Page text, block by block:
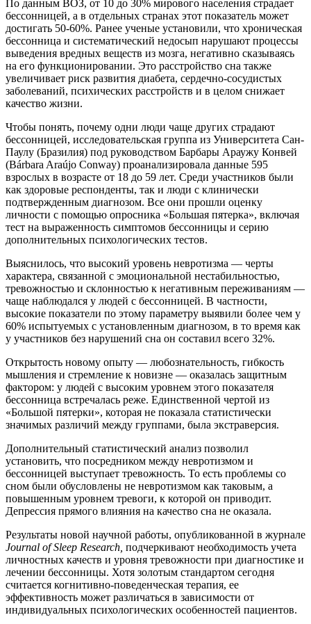
По данным ВОЗ, от 10 до 30% мирового населения страдает
бессонницей, а в отдельных странах этот показатель может
достигать 50-60%. Ранее ученые установили, что хроническая
бессонница и систематический недосып нарушают процессы
выведения вредных веществ из мозга, негативно сказываясь
на его функционировании. Это расстройство сна также
увеличивает риск развития диабета, сердечно-сосудистых
заболеваний, психических расстройств и в целом снижает
качество жизни.
Чтобы понять, почему одни люди чаще других страдают
бессонницей, исследовательская группа из Университета Сан-
Паулу (Бразилия) под руководством Барбары Араужу Конвей
(Bárbara Araújo Conway) проанализировала данные 595
взрослых в возрасте от 18 до 59 лет. Среди участников были
как здоровые респонденты, так и люди с клинически
подтвержденным диагнозом. Все они прошли оценку
личности с помощью опросника «Большая пятерка», включая
тест на выраженность симптомов бессонницы и серию
дополнительных психологических тестов.
Выяснилось, что высокий уровень невротизма — черты
характера, связанной с эмоциональной нестабильностью,
тревожностью и склонностью к негативным переживаниям —
чаще наблюдался у людей с бессонницей. В частности,
высокие показатели по этому параметру выявили более чем у
60% испытуемых с установленным диагнозом, в то время как
у участников без нарушений сна он составил всего 32%.
Открытость новому опыту — любознательность, гибкость
мышления и стремление к новизне — оказалась защитным
фактором: у людей с высоким уровнем этого показателя
бессонница встречалась реже. Единственной чертой из
«Большой пятерки», которая не показала статистически
значимых различий между группами, была экстраверсия.
Дополнительный статистический анализ позволил
установить, что посредником между невротизмом и
бессонницей выступает тревожность. То есть проблемы со
сном были обусловлены не невротизмом как таковым, а
повышенным уровнем тревоги, к которой он приводит.
Депрессия прямого влияния на качество сна не оказала.
Результаты новой научной работы, опубликованной в журнале
Journal of Sleep Research, подчеркивают необходимость учета
личностных качеств и уровня тревожности при диагностике и
лечении бессонницы. Хотя золотым стандартом сегодня
считается когнитивно-поведенческая терапия, ее
эффективность может различаться в зависимости от
индивидуальных психологических особенностей пациентов.